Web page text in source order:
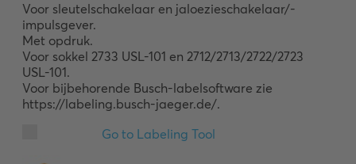
Voor sleutelschakelaar en jaloezieschakelaar/-
impulsgever.
Met opdruk.
Voor sokkel 2733 USL-101 en 2712/2713/2722/2723
USL-101.
Voor bijbehorende Busch-labelsoftware zie
https://labeling.busch-jaeger.de/.